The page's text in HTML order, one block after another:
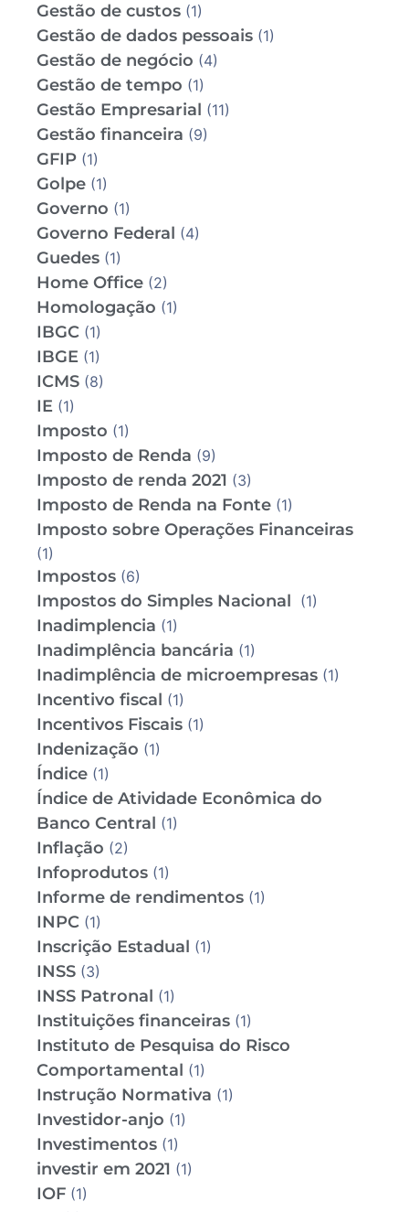
Gestão de custos (1)
Gestão de dados pessoais (1)
Gestão de negócio (4)
Gestão de tempo (1)
Gestão Empresarial (11)
Gestão financeira (9)
GFIP (1)
Golpe (1)
Governo (1)
Governo Federal (4)
Guedes (1)
Home Office (2)
Homologação (1)
IBGC (1)
IBGE (1)
ICMS (8)
IE (1)
Imposto (1)
Imposto de Renda (9)
Imposto de renda 2021 (3)
Imposto de Renda na Fonte (1)
Imposto sobre Operações Financeiras
(1)
Impostos (6)
Impostos do Simples Nacional (1)
Inadimplencia (1)
Inadimplência bancária (1)
Inadimplência de microempresas (1)
Incentivo fiscal (1)
Incentivos Fiscais (1)
Indenização (1)
Índice (1)
Índice de Atividade Econômica do
Banco Central (1)
Inflação (2)
Infoprodutos (1)
Informe de rendimentos (1)
INPC (1)
Inscrição Estadual (1)
INSS (3)
INSS Patronal (1)
Instituições financeiras (1)
Instituto de Pesquisa do Risco
Comportamental (1)
Instrução Normativa (1)
Investidor-anjo (1)
Investimentos (1)
investir em 2021 (1)
IOF (1)